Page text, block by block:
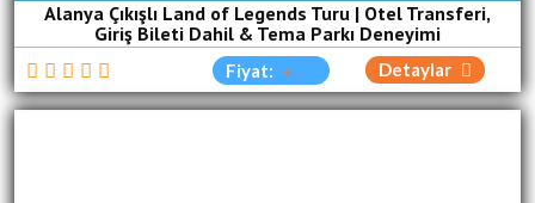
Alanya Çıkışlı Land of Legends Turu | Otel Transferi,
Giriş Bileti Dahil & Tema Parkı Deneyimi
Fiyat: Detaylar